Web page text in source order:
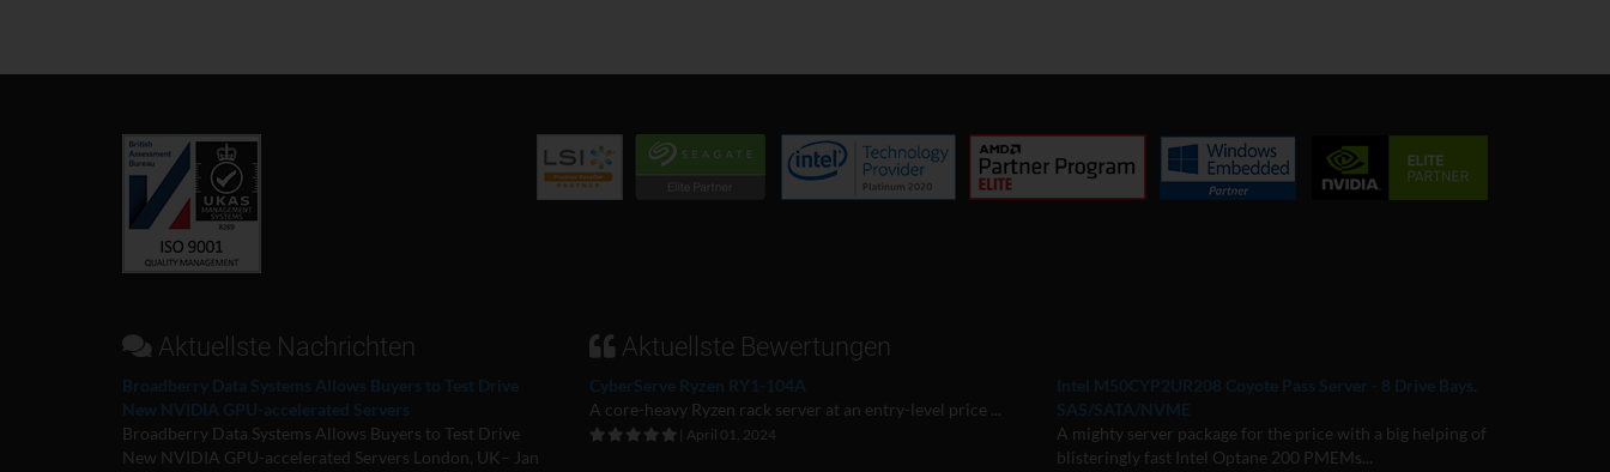
Aktuellste Nachrichten
Broadberry Data Systems Allows Buyers to Test Drive
New NVIDIA GPU-accelerated Servers
Broadberry Data Systems Allows Buyers to Test Drive
New NVIDIA GPU-accelerated Servers London, UK– Jan
Aktuellste Bewertungen
CyberServe Ryzen RY1-104A
A core-heavy Ryzen rack server at an entry-level price ...
| April 01, 2024
Intel M50CYP2UR208 Coyote Pass Server - 8 Drive Bays.
SAS/SATA/NVME
A mighty server package for the price with a big helping of
blisteringly fast Intel Optane 200 PMEMs...